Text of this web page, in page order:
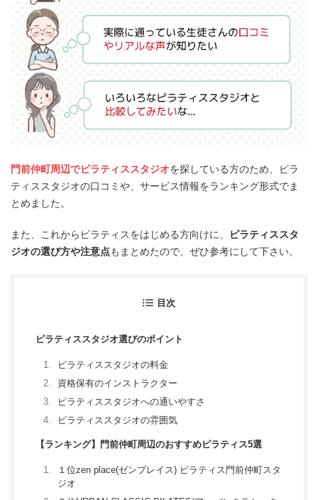
門前仲町周辺でピラティススタジオを探している方のため、ピラ
ティススタジオの口コミや、サービス情報をランキング形式でま
とめました。
また、これからピラティスをはじめる方向けに、
ピラティススタ
ジオの選び方や注意点もまとめたので、ぜひ参考にして下さい。
目次
ピラティススタジオ選びのポイント
ピラティススタジオの料金
資格保有のインストラクター
ピラティススタジオへの通いやすさ
ピラティススタジオの雰囲気
【ランキング】門前仲町周辺のおすすめピラティス5選
１位zen place(ゼンプレイス) ピラティス門前仲町スタ
ジオ